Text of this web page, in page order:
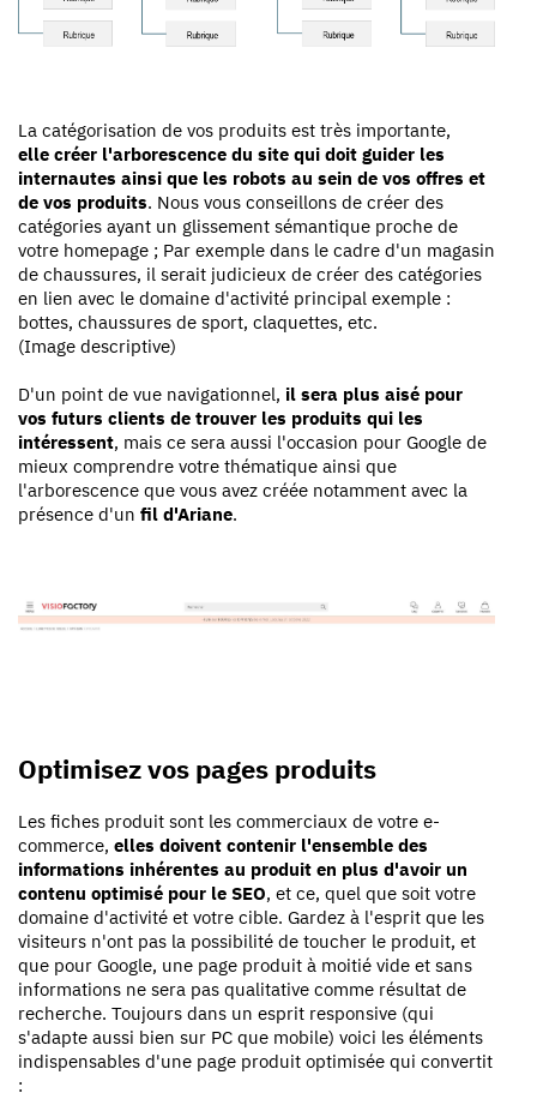
La catégorisation de vos produits est très importante,
elle créer l'arborescence du site qui doit guider les
internautes ainsi que les robots au sein de vos offres et
de vos produits. Nous vous conseillons de créer des
catégories ayant un glissement sémantique proche de
votre homepage ; Par exemple dans le cadre d'un magasin
de chaussures, il serait judicieux de créer des catégories
en lien avec le domaine d'activité principal exemple :
bottes, chaussures de sport, claquettes, etc.
(Image descriptive)
D'un point de vue navigationnel, il sera plus aisé pour
vos futurs clients de trouver les produits qui les
intéressent, mais ce sera aussi l'occasion pour Google de
mieux comprendre votre thématique ainsi que
l'arborescence que vous avez créée notamment avec la
présence d'un fil d'Ariane.
Optimisez vos pages produits
Les fiches produit sont les commerciaux de votre e-
commerce, elles doivent contenir l'ensemble des
informations inhérentes au produit en plus d'avoir un
contenu optimisé pour le SEO, et ce, quel que soit votre
domaine d'activité et votre cible. Gardez à l'esprit que les
visiteurs n'ont pas la possibilité de toucher le produit, et
que pour Google, une page produit à moitié vide et sans
informations ne sera pas qualitative comme résultat de
recherche. Toujours dans un esprit responsive (qui
s'adapte aussi bien sur PC que mobile) voici les éléments
indispensables d'une page produit optimisée qui convertit
: